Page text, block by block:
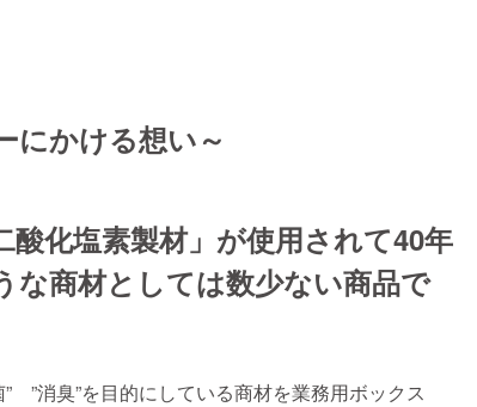
にかける想い～
酸化塩素製材」が使用されて40年
な商材としては数少ない商品で
”消臭”を目的にしている商材を業務用ボックス